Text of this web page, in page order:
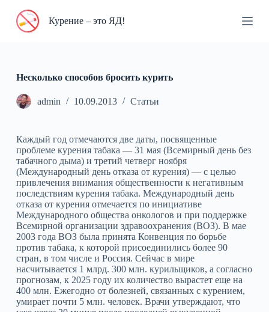
П
и
Курение – это ЯД!
Несколько способов бросить курить
admin 10.09.2013 Статьи
Каждый год отмечаются две даты, посвященные
проблеме курения табака — 31 мая (Всемирный день без
табачного дыма) и третий четверг ноября
(Международный день отказа от курения) — с целью
привлечения внимания общественности к негативным
последствиям курения табака. Международный день
отказа от курения отмечается по инициативе
Международного общества онкологов и при поддержке
Всемирной организации здравоохранения (ВОЗ). В мае
2003 года ВОЗ была принята Конвенция по борьбе
против табака, к которой присоединились более 90
стран, в том числе и Россия. Сейчас в мире
насчитывается 1 млрд. 300 млн. курильщиков, а согласно
прогнозам, к 2025 году их количество вырастет еще на
400 млн. Ежегодно от болезней, связанных с курением,
умирает почти 5 млн. человек. Врачи утверждают, что